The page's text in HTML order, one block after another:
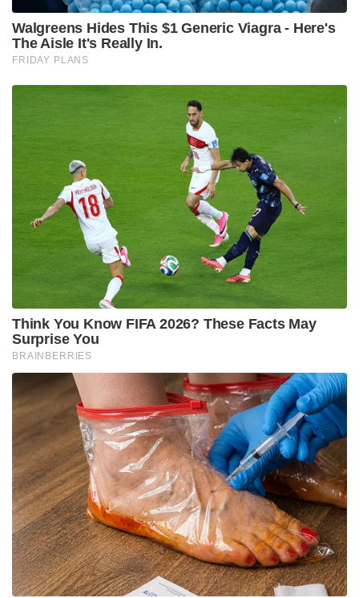
നേതാവായിപുന്ന കരിമ്പിൽ കൃഷ്ണന്റെയും
ദമയന്തിയുടെയും മകളാണ് അഹല്യശങ്കർ.
കോഴിക്കോട് വെള്ളയിൽ നാലുകുടിപറമ്പ് പരേതനായ
വിയോഗത്തിൽ ബിജെപി നേതാക്കൾ അനുശോചിച്ചു.
ahalya sankar